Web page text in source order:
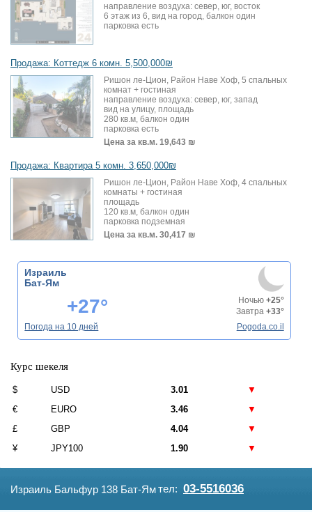
Израиль Бальфур 138 Бат-Ямтел: 03-5516036
направление воздуха: север, юг, восток
6 этаж из 6, вид на город, балкон один
парковка есть
Продажа: Коттедж 6 комн. 5,500,000₪
Ришон ле-Цион, Район Наве Хоф, 5 спальных
комнат + гостиная
направление воздуха: север, юг, запад
вид на улицу, площадь
280 кв.м, балкон один
парковка есть
Цена за кв.м. 19,643 ₪
Продажа: Квартира 5 комн. 3,650,000₪
Ришон ле-Цион, Район Наве Хоф, 4 спальных
комнаты + гостиная
площадь
120 кв.м, балкон один
парковка подземная
Цена за кв.м. 30,417 ₪
Израиль
Бат-Ям
+27° Ночью +25°
Завтра +33°
Погода на 10 дней
Pogoda.co.il
Курс шекеля
$ USD 3.01
▼
€
EURO 3.46
▼
£
GBP 4.04
▼
¥
JPY100 1.90 ▼